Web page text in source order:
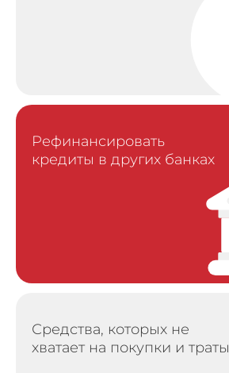
Рефинансировать
кредиты в других банках
Средства, которых не
хватает на покупки и траты